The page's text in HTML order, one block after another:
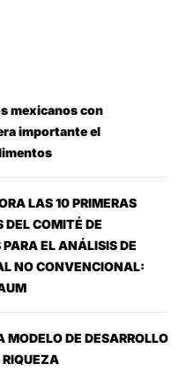
mexicanos con
importante el
LAS 10 PRIMERAS
DEL COMITÉ DE
EL ANÁLISIS DE
NO CONVENCIONAL:
MODELO DE DESARROLLO
RIQUEZA